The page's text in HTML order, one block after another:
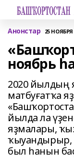
Анонстар 25 НОЯБРЯ
ноябрь
2020
матбуғатҡа
йылда ла
яҙмалары,
ҡыуандырыр,
был һанын